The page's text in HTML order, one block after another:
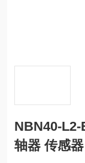
NBN40-L2-
轴器 传感器